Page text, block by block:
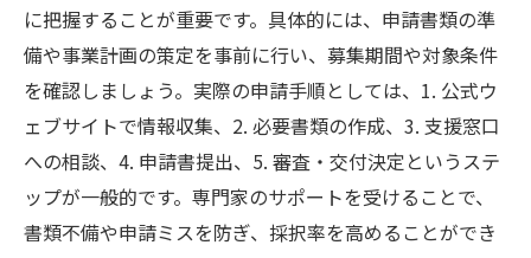
に把握することが重要です。具体的には、申請書類の準
備や事業計画の策定を事前に行い、募集期間や対象条件
を確認しましょう。実際の申請手順としては、1. 公式ウ
ェブサイトで情報収集、2. 必要書類の作成、3. 支援窓口
への相談、4. 申請書提出、5. 審査・交付決定というステ
ップが一般的です。専門家のサポートを受けることで、
書類不備や申請ミスを防ぎ、採択率を高めることができ